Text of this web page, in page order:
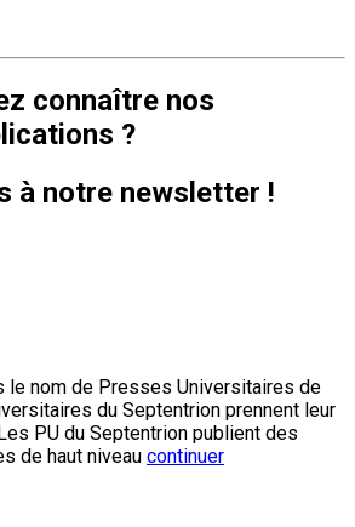
connaître nos
?
à notre newsletter !
le nom de Presses Universitaires de
du Septentrion prennent leur
PU du Septentrion publient des
de haut niveau continuer